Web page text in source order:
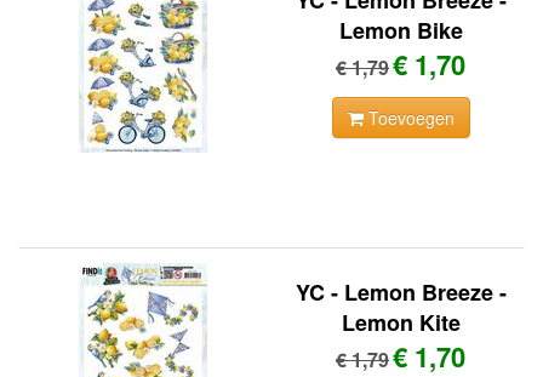
Lemon Bike
€ 1,79€ 1,70
Toevoegen
YC - Lemon Breeze -
Lemon Kite
€ 1,79€ 1,70